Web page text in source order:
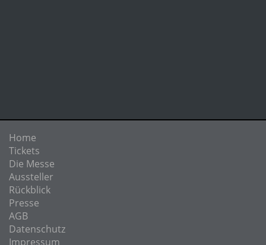
Home
Tickets
Die Messe
Aussteller
Rückblick
Presse
AGB
Datenschutz